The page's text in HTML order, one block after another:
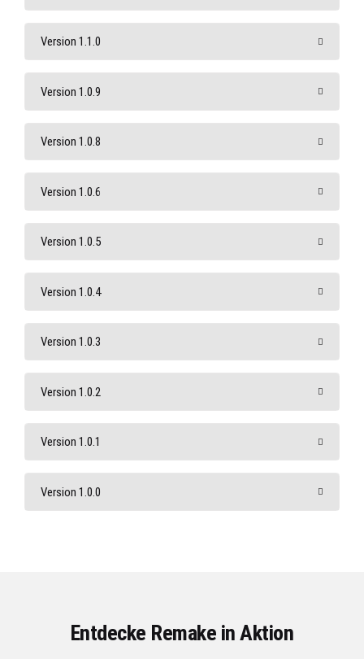
Version 1.1.0
Version 1.0.9
Version 1.0.8
Version 1.0.6
Version 1.0.5
Version 1.0.4
Version 1.0.3
Version 1.0.2
Version 1.0.1
Version 1.0.0
Entdecke Remake in Aktion